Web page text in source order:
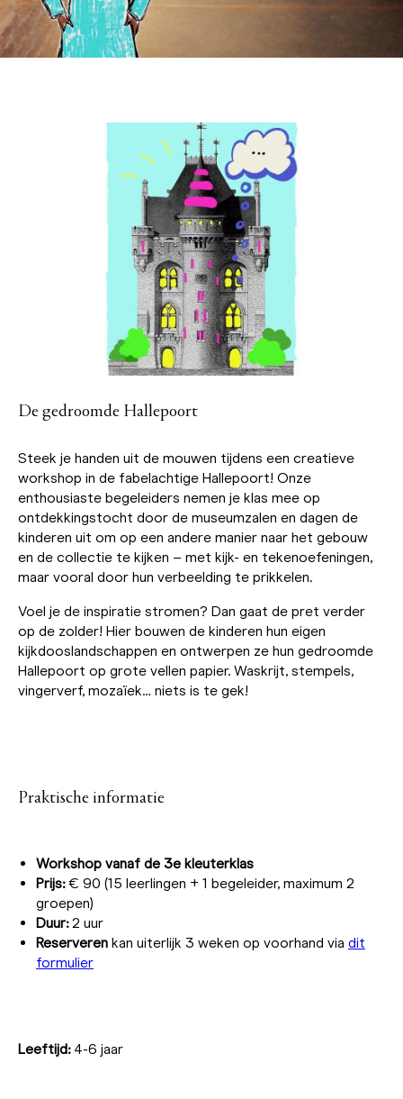
De gedroomde Hallepoort
Steek je handen uit de mouwen tijdens een creatieve
workshop in de fabelachtige Hallepoort! Onze
enthousiaste begeleiders nemen je klas mee op
ontdekkingstocht door de museumzalen en dagen de
kinderen uit om op een andere manier naar het gebouw
en de collectie te kijken – met kijk- en tekenoefeningen,
maar vooral door hun verbeelding te prikkelen.
Voel je de inspiratie stromen? Dan gaat de pret verder
op de zolder! Hier bouwen de kinderen hun eigen
kijkdooslandschappen en ontwerpen ze hun gedroomde
Hallepoort op grote vellen papier. Waskrijt, stempels,
vingerverf, mozaïek… niets is te gek!
Praktische informatie
Workshop vanaf de 3e kleuterklas
Prijs:€ 90 (15 leerlingen + 1 begeleider, maximum 2
groepen)
Duur:2 uur
Reserveren kan uiterlijk 3 weken op voorhand via dit
formulier
Leeftijd:4-6 jaar